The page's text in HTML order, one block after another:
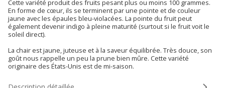
Cette variété produit des fruits pesant plus ou moins 100 grammes.
En forme de cœur, ils se terminent par une pointe et de couleur
jaune avec les épaules bleu-violacées. La pointe du fruit peut
également devenir indigo à pleine maturité (surtout si le fruit voit le
soleil direct).
La chair est jaune, juteuse et à la saveur équilibrée. Très douce, son
goût nous rappelle un peu la prune bien mûre. Cette variété
originaire des États-Unis est de mi-saison.